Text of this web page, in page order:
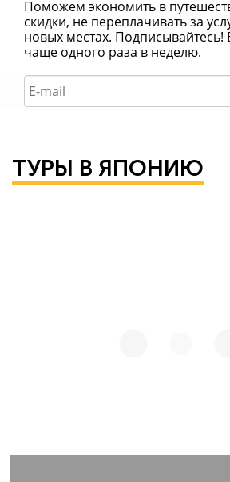
Поможем экономить в
скидки, не переплачивать за
новых местах. Подписывайтесь!
чаще одного раза в неделю.
ТУРЫ В ЯПОНИЮ